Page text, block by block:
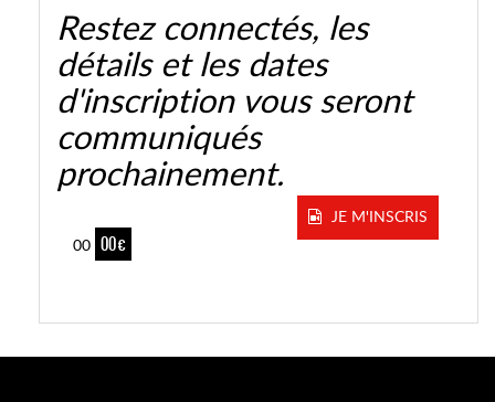
Restez connectés, les
détails et les dates
d'inscription vous seront
communiqués
prochainement.
00 00 €
JE M'INSCRIS